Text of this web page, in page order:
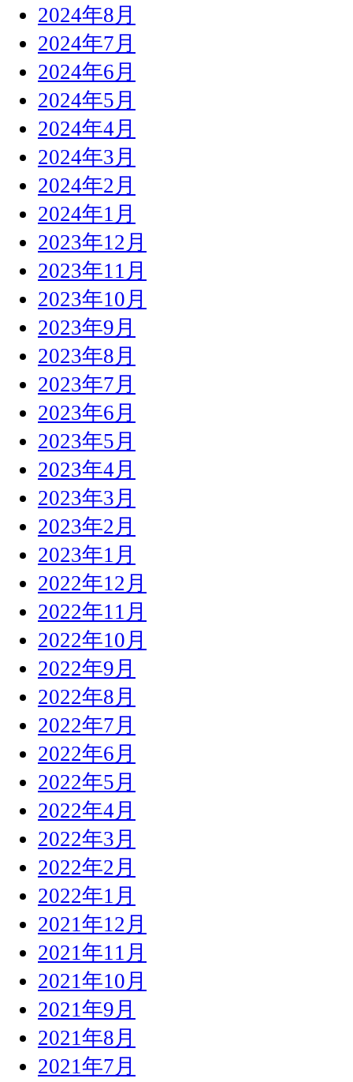
2024年8月
2024年7月
2024年6月
2024年5月
2024年4月
2024年3月
2024年2月
2024年1月
2023年12月
2023年11月
2023年10月
2023年9月
2023年8月
2023年7月
2023年6月
2023年5月
2023年4月
2023年3月
2023年2月
2023年1月
2022年12月
2022年11月
2022年10月
2022年9月
2022年8月
2022年7月
2022年6月
2022年5月
2022年4月
2022年3月
2022年2月
2022年1月
2021年12月
2021年11月
2021年10月
2021年9月
2021年8月
2021年7月